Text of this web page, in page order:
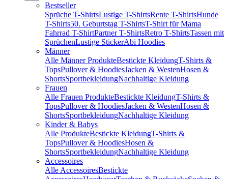
Bestseller
Sprüche T-ShirtsLustige T-ShirtsRente T-ShirtsHunde
T-Shirts50. Geburtstag T-ShirtsT-Shirt für Mama
Fahrrad T-ShirtPartner T-ShirtsRetro T-ShirtsTassen mit
SprüchenLustige StickerAbi Hoodies
Männer
Alle Männer ProdukteBestickte KleidungT-Shirts &
TopsPullover & HoodiesJacken & WestenHosen &
ShortsSportbekleidungNachhaltige Kleidung
Frauen
Alle Frauen ProdukteBestickte KleidungT-Shirts &
TopsPullover & HoodiesJacken & WestenHosen &
ShortsSportbekleidungNachhaltige Kleidung
Kinder & Babys
Alle ProdukteBestickte KleidungT-Shirts &
TopsPullover & HoodiesHosen &
ShortsSportbekleidungNachhaltige Kleidung
Accessoires
Alle AccessoiresBestickte